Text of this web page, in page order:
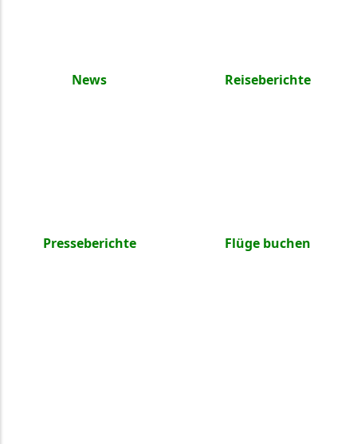
News Reiseberichte
Presseberichte Flüge buchen